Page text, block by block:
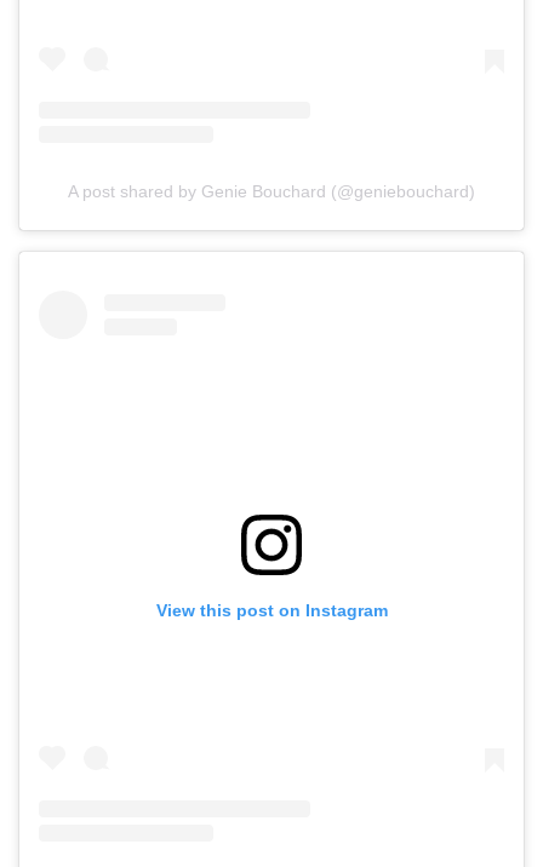
A post shared by Genie Bouchard (@geniebouchard)
View this post on Instagram